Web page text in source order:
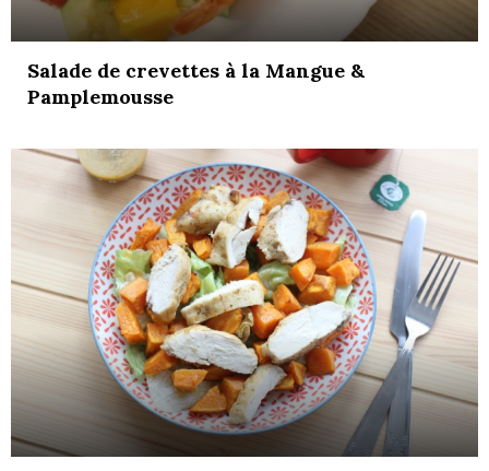
Salade de crevettes à la Mangue &
Pamplemousse